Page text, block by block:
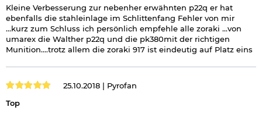
Kleine Verbesserung zur nebenher erwähnten p22q er hat
ebenfalls die stahleinlage im Schlittenfang Fehler von mir
...kurz zum Schluss ich persönlich empfehle alle zoraki ...von
umarex die Walther p22q und die pk380mit der richtigen
Munition....trotz allem die zoraki 917 ist eindeutig auf Platz eins
25.10.2018 | Pyrofan
Top